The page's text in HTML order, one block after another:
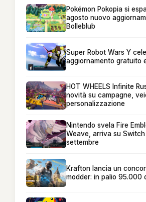
Pokémon Pokopia si
agosto nuovo
Bolleblub
Super Robot Wars Y
aggiornamento gratuito
HOT WHEELS Infinite
novità su campagne,
personalizzazione
Nintendo svela Fire
Weave, arriva su Switch
settembre
Krafton lancia un
modder: in palio 95.000